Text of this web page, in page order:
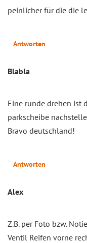
peinlicher für die die
Antworten
Blabla
Eine runde drehen ist
parkscheibe
Bravo deutschland!
Antworten
Alex
Z.B. per Foto bzw.
Ventil Reifen vorne